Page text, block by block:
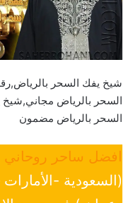
شيخ يفك السحر
السحر بالرياض
السحر بالرياض مضمون
افضل ساحر روحاني
(السعودية -